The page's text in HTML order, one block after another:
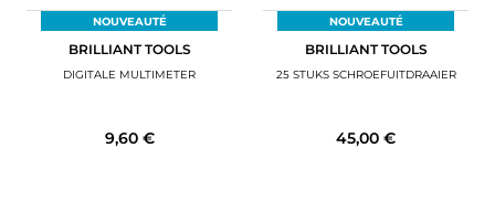
NOUVEAUTÉ
BRILLIANT TOOLS
DIGITALE MULTIMETER
9,60 €
NOUVEAUTÉ
BRILLIANT TOOLS
25 STUKS SCHROEFUITDRAAIER
45,00 €